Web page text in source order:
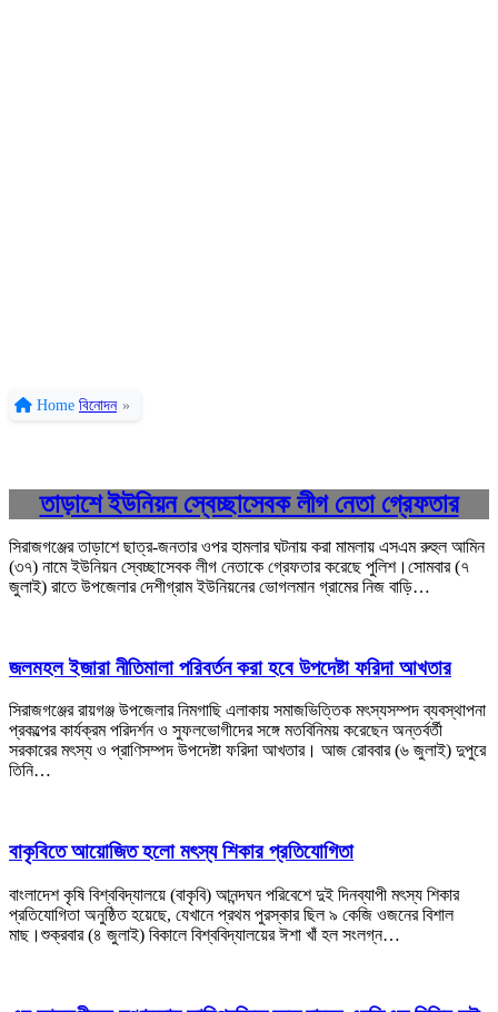
Home বিনোদন »
তাড়াশে ইউনিয়ন স্বেচ্ছাসেবক লীগ নেতা গ্রেফতার
সিরাজগঞ্জের তাড়াশে ছাত্র-জনতার ওপর হামলার ঘটনায় করা মামলায় এসএম রুহুল আমিন
(৩৭) নামে ইউনিয়ন স্বেচ্ছাসেবক লীগ নেতাকে গ্রেফতার করেছে পুলিশ।সোমবার (৭
জুলাই) রাতে উপজেলার দেশীগ্রাম ইউনিয়নের ভোগলমান গ্রামের নিজ বাড়ি…
জলমহল ইজারা নীতিমালা পরিবর্তন করা হবে উপদেষ্টা ফরিদা আখতার
সিরাজগঞ্জের রায়গঞ্জ উপজেলার নিমগাছি এলাকায় সমাজভিত্তিক মৎস্যসম্পদ ব্যবস্থাপনা
প্রকল্পের কার্যক্রম পরিদর্শন ও সুফলভোগীদের সঙ্গে মতবিনিময় করেছেন অন্তর্বর্তী
সরকারের মৎস্য ও প্রাণিসম্পদ উপদেষ্টা ফরিদা আখতার। আজ রোববার (৬ জুলাই) দুপুরে
তিনি…
বাকৃবিতে আয়োজিত হলো মৎস্য শিকার প্রতিযোগিতা
বাংলাদেশ কৃষি বিশ্ববিদ্যালয়ে (বাকৃবি) আনন্দঘন পরিবেশে দুই দিনব্যাপী মৎস্য শিকার
প্রতিযোগিতা অনুষ্ঠিত হয়েছে, যেখানে প্রথম পুরস্কার ছিল ৯ কেজি ওজনের বিশাল
মাছ।শুক্রবার (৪ জুলাই) বিকালে বিশ্ববিদ্যালয়ের ঈশা খাঁ হল সংলগ্ন…